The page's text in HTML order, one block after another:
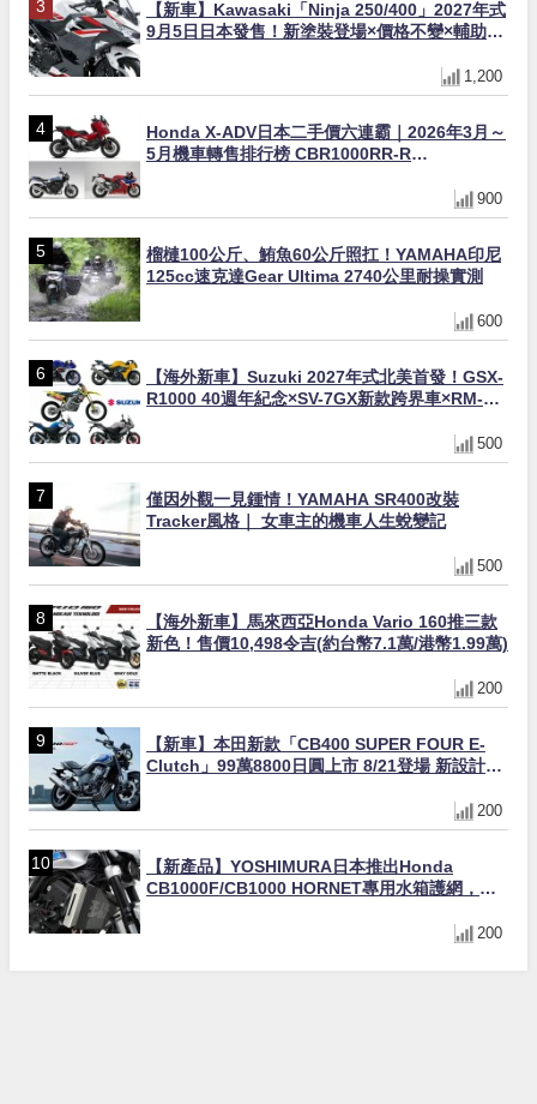
【新車】Kawasaki「Ninja 250/400」2027年式
9月5日日本發售！新塗裝登場×價格不變×輔助滑
1,200
Honda X-ADV日本二手價六連霸｜2026年3月～
5月機車轉售排行榜 CBR1000RR-R
900
榴槤100公斤、鮪魚60公斤照扛！YAMAHA印尼
125cc速克達Gear Ultima 2740公里耐操實測
600
【海外新車】Suzuki 2027年式北美首發！GSX-
R1000 40週年紀念×SV-7GX新款跨界車×RM-
500
僅因外觀一見鍾情！YAMAHA SR400改裝
Tracker風格｜ 女車主的機車人生蛻變記
500
【海外新車】馬來西亞Honda Vario 160推三款
新色！售價10,498令吉(約台幣7.1萬/港幣1.99萬)
200
【新車】本田新款「CB400 SUPER FOUR E-
Clutch」99萬8800日圓上市 8/21登場 新設計直
200
【新產品】YOSHIMURA日本推出Honda
CB1000F/CB1000 HORNET專用水箱護網，六
200